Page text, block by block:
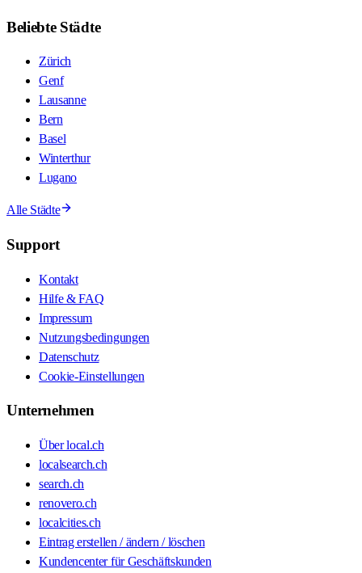
Beliebte Städte
Zürich
Genf
Lausanne
Bern
Basel
Winterthur
Lugano
Alle Städte
Support
Kontakt
Hilfe & FAQ
Impressum
Nutzungsbedingungen
Datenschutz
Cookie-Einstellungen
Unternehmen
Über local.ch
localsearch.ch
search.ch
renovero.ch
localcities.ch
Eintrag erstellen / ändern / löschen
Kundencenter für Geschäftskunden